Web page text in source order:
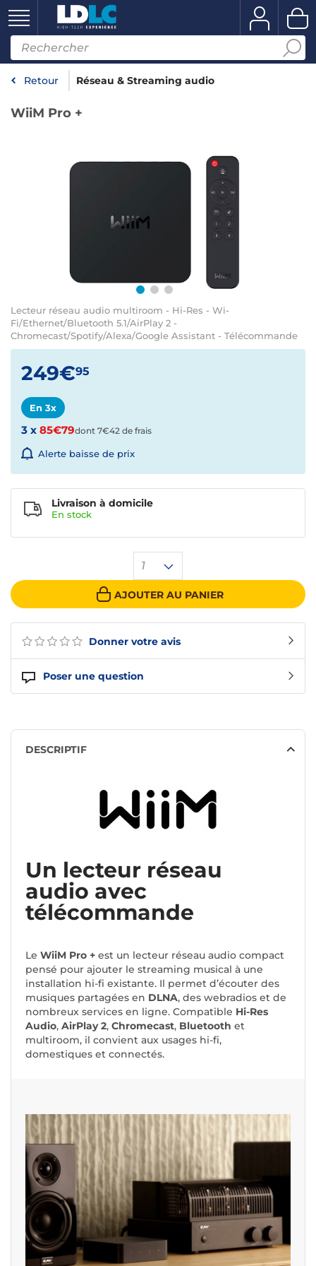
Retour Réseau & Streaming audio
WiiM Pro +
Lecteur réseau audio multiroom - Hi-Res - Wi-
Fi/Ethernet/Bluetooth 5.1/AirPlay 2 -
Chromecast/Spotify/Alexa/Google Assistant - Télécommande
Donner votre avis
Poser une question
249€95
En 3x
3 x 85€79dont 7€42 de frais
Alerte baisse de prix
1
AJOUTER AU PANIER
Livraison à domicile
En stock
DESCRIPTIF
Un lecteur réseau
audio avec
télécommande
Le WiiM Pro + est un lecteur réseau audio compact
pensé pour ajouter le streaming musical à une
installation hi-fi existante. Il permet d’écouter des
musiques partagées en DLNA, des webradios et de
nombreux services en ligne. Compatible Hi-Res
Audio, AirPlay 2, Chromecast, Bluetooth et
multiroom, il convient aux usages hi-fi,
domestiques et connectés.